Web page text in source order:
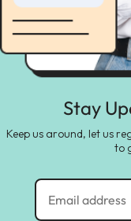
Stay
Keep us around, let us
to